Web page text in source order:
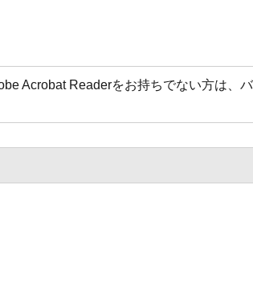
Acrobat Readerをお持ちでない方は、